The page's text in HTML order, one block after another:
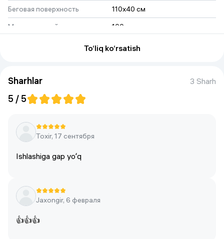
Беговая поверхность
110х40 см
Максимальный вес
пользователя
100 кг
Shlümdenger Electric
пройденная дистанция ,
To‘liq ko‘rsatish
Sharhlar 3 Sharh
5 / 5
Toxir, 17 сентября
Ishlashiga gap yoʻq
Jaxongir, 6 февраля
👍👍👍